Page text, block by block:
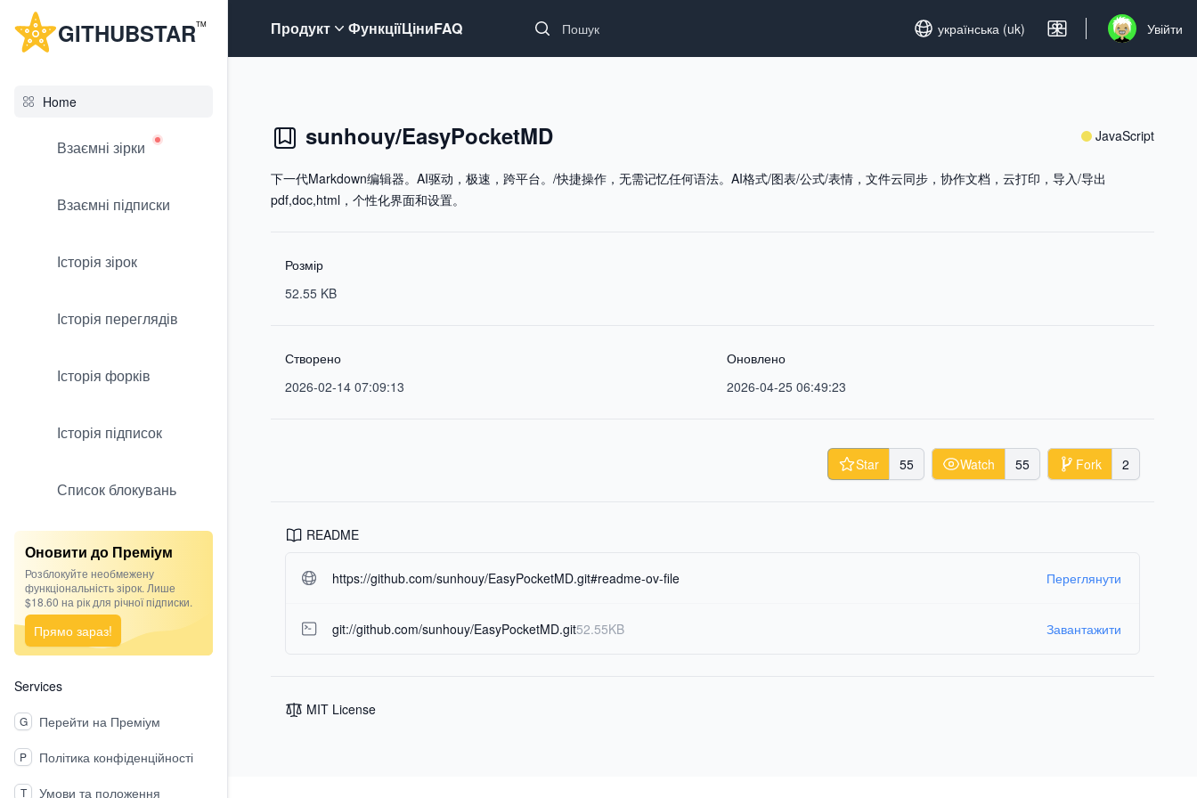
GITHUBSTARTM
Home
Взаємні зірки
Взаємні підписки
Історія зірок
Історія переглядів
Історія форків
Історія підписок
Список блокувань
Оновити до Преміум
Розблокуйте необмежену
функціональність зірок. Лише
$18.60 на рік для річної підписки.
Прямо зараз!
Services
G Перейти на Преміум
P Політика конфіденційності
T Умови та положення
Продукт ФункціїЦіниFAQ
Set language
українська (uk) Open user
Увійти
sunhouy/EasyPocketMD JavaScript
下一代Markdown编辑器。AI驱动，极速，跨平台。/快捷操作，无需记忆任何语法。AI格式/图表/公式/表情，文件云同步，协作文档，云打印，导入/导出
pdf,doc,html，个性化界面和设置。
Розмір
52.55 KB
Створено
2026-02-14 07:09:13
Оновлено
2026-04-25 06:49:23
Star 55 Watch 55 Fork 2
README
https://github.com/sunhouy/EasyPocketMD.git#readme-ov-file Переглянути
git://github.com/sunhouy/EasyPocketMD.git52.55KB Завантажити
MIT License